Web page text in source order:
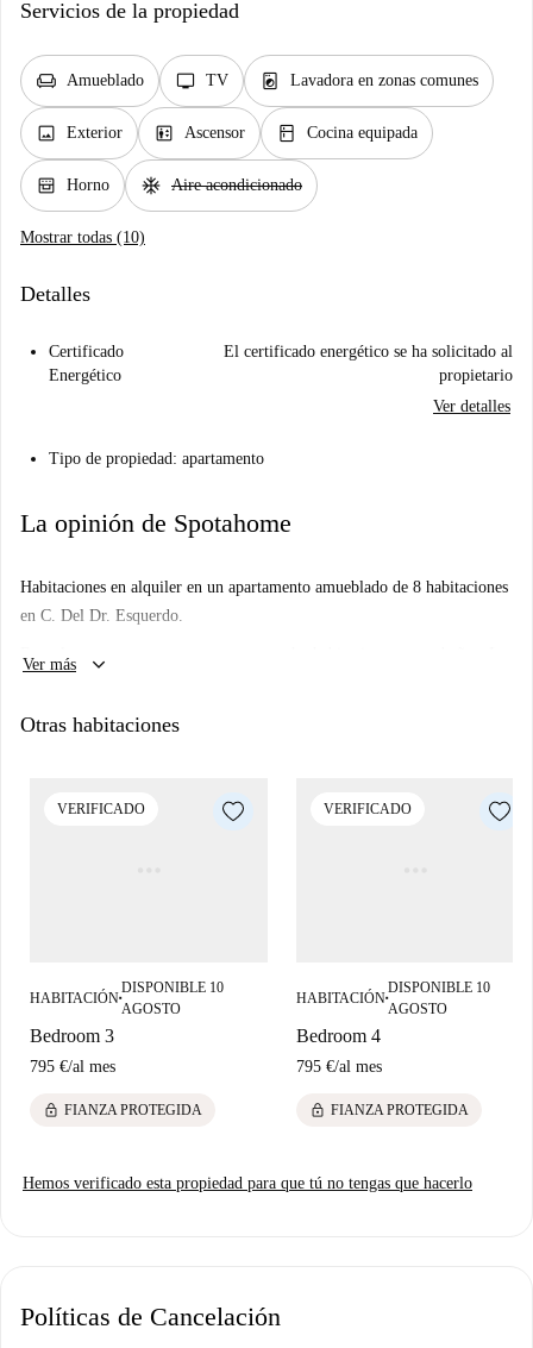
Servicios de la propiedad
chair Amueblado tv TV local_laundry_service Lavadora en zonas comunes
image Exterior elevator Ascensor kitchen Cocina equipada
oven_gen Horno ac_unit Aire acondicionado
Mostrar todas (10)
Detalles
Certificado
Energético
El certificado energético se ha solicitado al
propietario
Ver detalles
Tipo de propiedad: apartamento
La opinión de Spotahome
Habitaciones en alquiler en un apartamento amueblado de 8 habitaciones
en C. Del Dr. Esquerdo.
Este elegante apartamento cuenta con ocho habitaciones y tres baños. La
todos los electrodomésticos necesarios, incluido un refrigerador, una
estufa, una lavadora, un horno, un microondas y gabinetes para
Ver más keyboard_arrow_down
Otras habitaciones
VERIFICADO
HABITACIÓN■
DISPONIBLE 10
AGOSTO
Bedroom 3
795 €/al mes
lock FIANZA PROTEGIDA
VERIFICADO
HABITACIÓN■
DISPONIBLE 10
AGOSTO
Bedroom 4
795 €/al mes
lock FIANZA PROTEGIDA
Hemos verificado esta propiedad para que tú no tengas que hacerlo
Políticas de Cancelación